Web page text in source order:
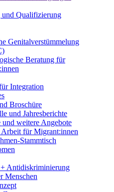
und Qualifizierung
Genitalverstümmelung
Beratung für
Integration
Broschüre
und Jahresberichte
und weitere Angebote
für Migrant:innen
Stammtisch
Antidiskriminierung
Menschen